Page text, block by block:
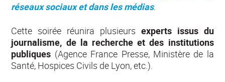
réseaux sociaux et dans les médias.
Cette soirée réunira plusieurs experts issus du
journalisme, de la recherche et des institutions
publiques (Agence France Presse, Ministère de la
Santé, Hospices Civils de Lyon, etc.).